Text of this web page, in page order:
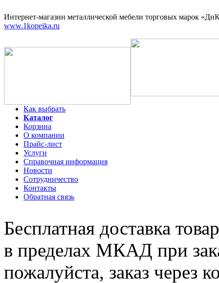
Интернет-магазин металлической мебели торговых марок
www.1kopeika.ru
Как выбрать
Каталог
Корзина
О компании
Прайс-лист
Услуги
Справочная информация
Новости
Сотрудничество
Контакты
Обратная связь
Бесплатная доставка
в пределах МКАД при
пожалуйста, заказ через